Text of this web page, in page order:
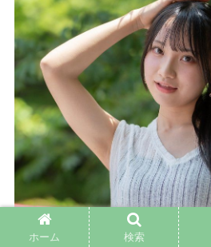
ホーム 検索